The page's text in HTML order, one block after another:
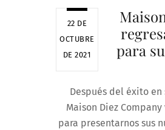
22 DE
OCTUBRE
DE 2021
para
Después del éxito
Maison Diez
para presentarnos sus